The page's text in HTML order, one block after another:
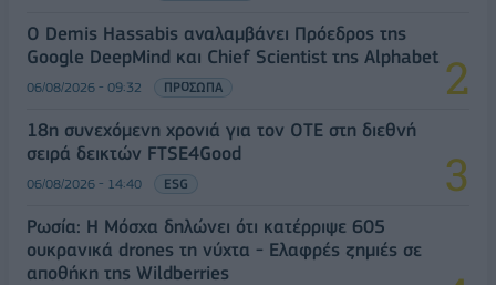
Ο Demis Hassabis αναλαμβάνει Πρόεδρος της
Google DeepMind και Chief Scientist της Alphabet
06/08/2026 - 09:32 ΠΡΟΣΩΠΑ
18η συνεχόμενη χρονιά για τον ΟΤΕ στη διεθνή
σειρά δεικτών FTSE4Good
06/08/2026 - 14:40 ESG
Ρωσία: Η Μόσχα δηλώνει ότι κατέρριψε 605
ουκρανικά drones τη νύχτα - Ελαφρές ζημιές σε
αποθήκη της Wildberries